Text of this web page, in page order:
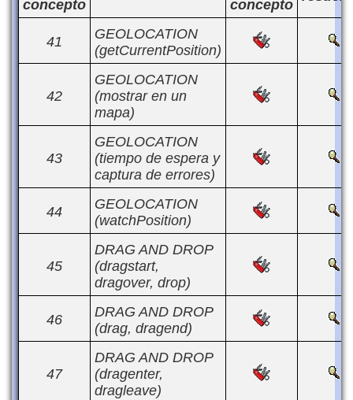
concepto
concepto
41
GEOLOCATION
(getCurrentPosition)
42
GEOLOCATION
(mostrar en un
mapa)
43
GEOLOCATION
(tiempo de espera y
captura de errores)
44
GEOLOCATION
(watchPosition)
45
DRAG AND DROP
(dragstart,
dragover, drop)
46
DRAG AND DROP
(drag, dragend)
47
DRAG AND DROP
(dragenter,
dragleave)